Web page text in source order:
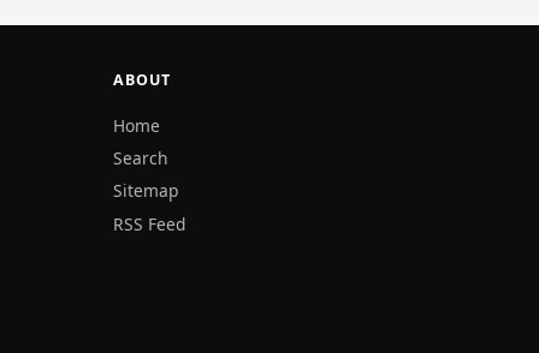
ABOUT
Home
Search
Sitemap
RSS Feed